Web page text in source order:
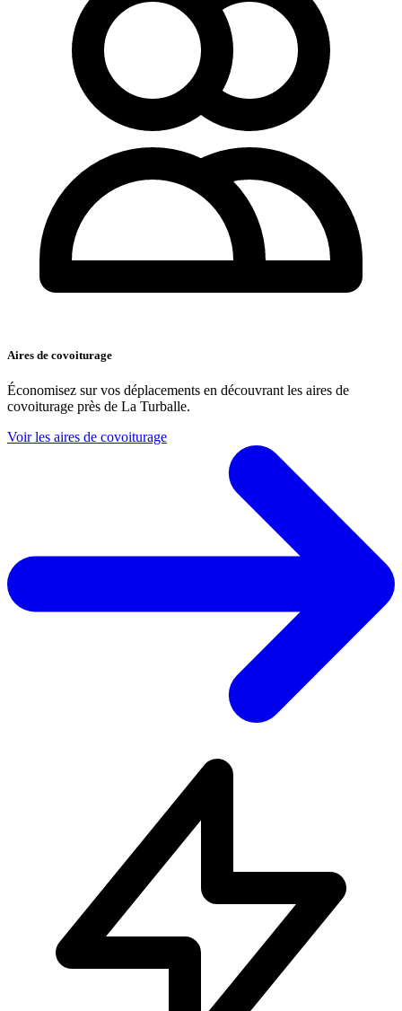
Aires de covoiturage
Économisez sur vos déplacements en découvrant les aires de
covoiturage près de La Turballe.
Voir les aires de covoiturage